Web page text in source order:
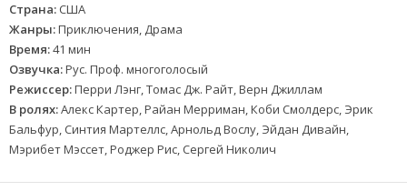
Страна: США
Жанры:Приключения, Драма
Время:41 мин
Озвучка:Рус. Проф. многоголосый
Режиссер:Перри Лэнг, Томас Дж. Райт, Верн Джиллам
В ролях:Алекс Картер, Райан Мерриман, Коби Смолдерс, Эрик
Бальфур, Синтия Мартеллс, Арнольд Вослу, Эйдан Дивайн,
Мэрибет Мэссет, Роджер Рис, Сергей Николич